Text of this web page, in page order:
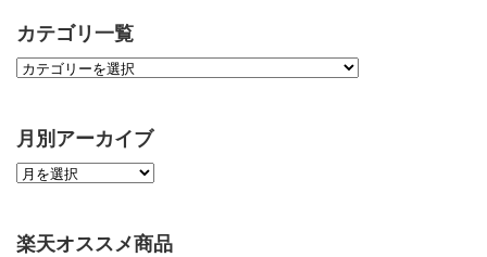
カテゴリ一覧
月別アーカイブ
楽天オススメ商品